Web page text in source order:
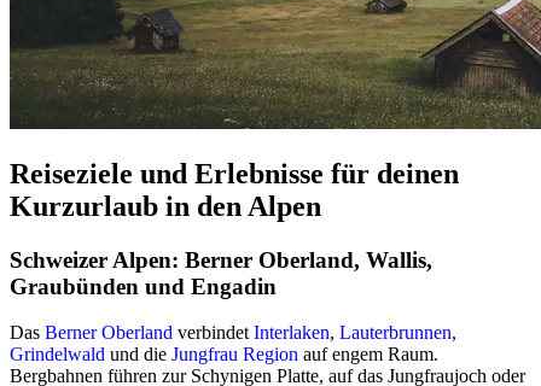
Reiseziele und Erlebnisse für deinen
Kurzurlaub in den Alpen
Schweizer Alpen: Berner Oberland, Wallis,
Graubünden und Engadin
Das Berner Oberland verbindetInterlaken, Lauterbrunnen,
Grindelwald und die Jungfrau Region auf engem Raum.
Bergbahnen führen zur Schynigen Platte, auf das Jungfraujoch oder